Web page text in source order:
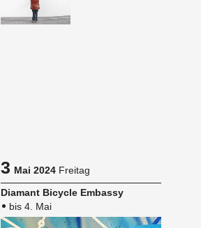
3Mai 2024 Freitag
Dia­mant Bi­cy­cle Em­bas­sy
bis 4. Mai